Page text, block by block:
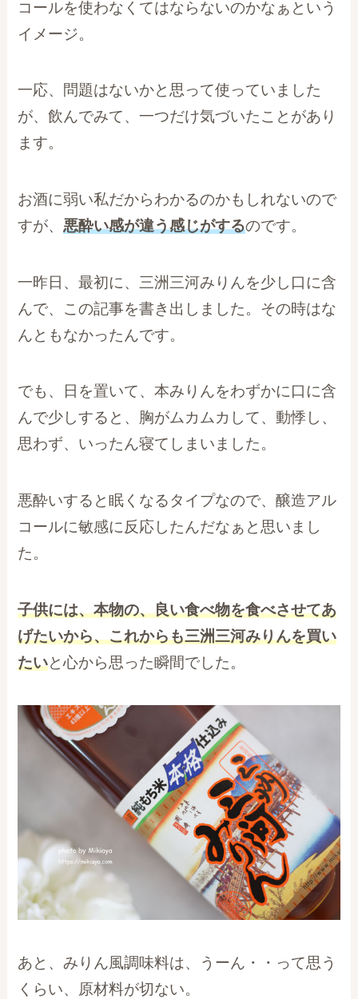
コールを使わなくてはならないのかなぁという
イメージ。
一応、問題はないかと思って使っていました
が、飲んでみて、一つだけ気づいたことがあり
ます。
お酒に弱い私だからわかるのかもしれないので
すが、悪酔い感が違う感じがするのです。
一昨日、最初に、三洲三河みりんを少し口に含
んで、この記事を書き出しました。その時はな
んともなかったんです。
でも、日を置いて、本みりんをわずかに口に含
んで少しすると、胸がムカムカして、動悸し、
思わず、いったん寝てしまいました。
悪酔いすると眠くなるタイプなので、醸造アル
コールに敏感に反応したんだなぁと思いまし
た。
子供には、本物の、良い食べ物を食べさせてあ
げたいから、これからも三洲三河みりんを買い
たいと心から思った瞬間でした。
あと、みりん風調味料は、うーん・・って思う
くらい、原材料が切ない。